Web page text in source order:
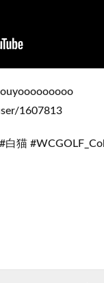
1607813
猫